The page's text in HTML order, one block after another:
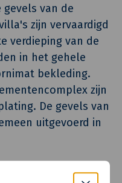
van de
zijn vervaardigd
verdieping van de
in het gehele
bekleding.
zijn
De gevels van
uitgevoerd in